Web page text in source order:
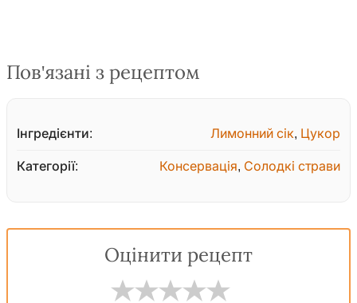
Пов'язані з рецептом
Інгредієнти: Лимонний сік, Цукор
Категорії: Консервація, Солодкі страви
Оцінити рецепт